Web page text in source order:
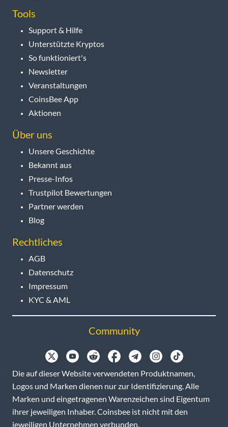
Tools
Support & Hilfe
Unterstützte Kryptos
So funktioniert's
Newsletter
Veranstaltungen
CoinsBee App
Aktionen
Über uns
Unsere Geschichte
Bekannt aus
Presse-Infos
Trustpilot Bewertungen
Partner werden
Blog
Rechtliches
AGB
Datenschutz
Impressum
KYC & AML
Community
Die auf dieser Website verwendeten Produktnamen,
Logos und Marken dienen nur zur Identifizierung. Alle
Marken und eingetragenen Warenzeichen sind Eigentum
ihrer jeweiligen Inhaber. Coinsbee ist nicht mit den
jeweiligen Unternehmen verbunden.